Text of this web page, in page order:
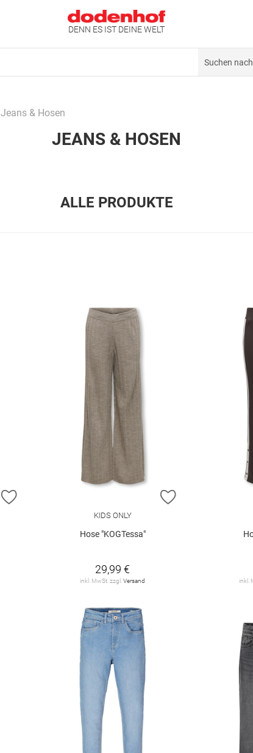
DENN ES IST DEINE WELT
Jeans & Hosen
JEANS & HOSEN
ALLE PRODUKTE
ZUR WUNSCHLISTE HINZUFÜGEN ZUR
KIDS ONLY
Hose "KOGTessa"
29,99 €
inkl. MwSt. zzgl.Versand inkl.